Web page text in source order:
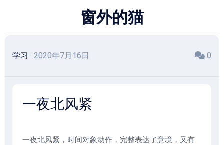
窗外的猫
学习 · 2020年7月16日 0
一夜北风紧
一夜北风紧，时间对象动作，完整表达了意境，又有